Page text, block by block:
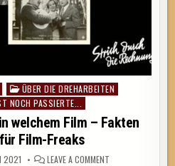
ÜBER DIE DREHARBEITEN
NOCH PASSIERTE...
welchem Film – Fakten
Film-Freaks
2021 LEAVE A COMMENT